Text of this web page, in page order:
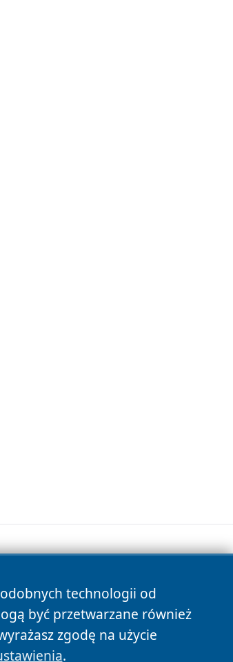
technologii od
być przetwarzane również
zgodę na użycie
.